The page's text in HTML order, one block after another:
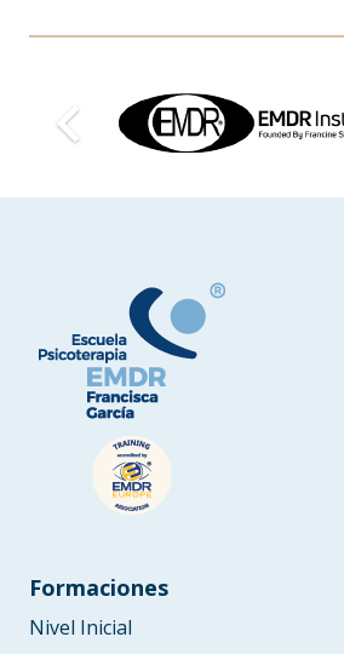
Formaciones
Nivel Inicial